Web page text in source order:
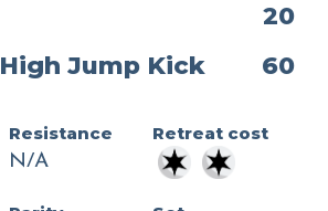
20
High Jump Kick
60
Resistance
N/A
Retreat cost